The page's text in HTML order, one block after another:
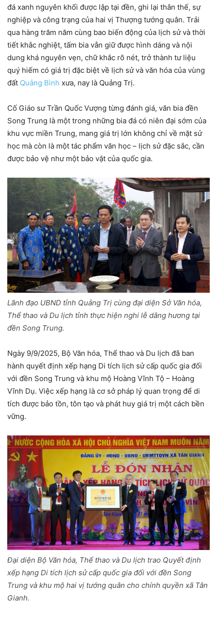
đá xanh nguyên khối được lập tại đền, ghi lại thân thế, sự
nghiệp và công trạng của hai vị Thượng tướng quân. Trải
qua hàng trăm năm cùng bao biến động của lịch sử và thời
tiết khắc nghiệt, tấm bia vẫn giữ được hình dáng và nội
dung khá nguyên vẹn, chữ khắc rõ nét, trở thành tư liệu
quý hiếm có giá trị đặc biệt về lịch sử và văn hóa của vùng
đất Quảng Bình xưa, nay là Quảng Trị.
Cố Giáo sư Trần Quốc Vượng từng đánh giá, văn bia đền
Song Trung là một trong những bia đá có niên đại sớm của
khu vực miền Trung, mang giá trị lớn không chỉ về mặt sử
học mà còn là một tác phẩm văn học – lịch sử đặc sắc, cần
được bảo vệ như một bảo vật của quốc gia.
Lãnh đạo UBND tỉnh Quảng Trị cùng đại diện Sở Văn hóa,
Thể thao và Du lịch tỉnh thực hiện nghi lễ dâng hương tại
đền Song Trung.
Ngày 9/9/2025, Bộ Văn hóa, Thể thao và Du lịch đã ban
hành quyết định xếp hạng Di tích lịch sử cấp quốc gia đối
với đền Song Trung và khu mộ Hoàng Vĩnh Tộ – Hoàng
Vĩnh Dụ. Việc xếp hạng là cơ sở pháp lý quan trọng để di
tích được bảo tồn, tôn tạo và phát huy giá trị một cách bền
vững.
Đại diện Bộ Văn hóa, Thể thao và Du lịch trao Quyết định
xếp hạng Di tích lịch sử cấp quốc gia đối với đền Song
Trung và khu mộ hai vị tướng quân cho chính quyền xã Tân
Gianh.